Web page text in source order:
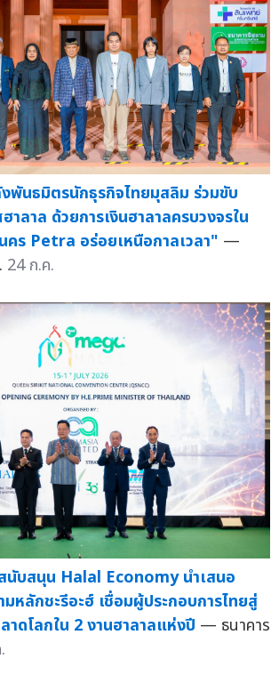
พันธมิตรนักธุรกิจไทยมุสลิม ร่วมขับ
าลาล ด้วยการเงินฮาลาลครบวงจรใน
คร Petra อร่อยเหนือกาลเวลา" —
24 ก.ค.
นับสนุน Halal Economy นำเสนอ
มหลักชะรีอะฮ์ เชื่อมผู้ประกอบการไทยสู่
าดโลกใน 2 งานฮาลาลแห่งปี — ธนาคาร